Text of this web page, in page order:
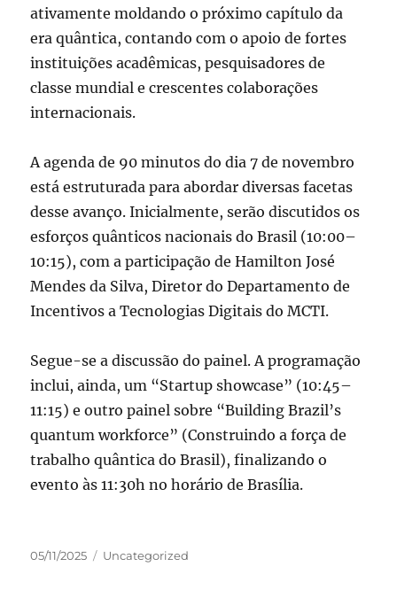
ativamente moldando o próximo capítulo da
era quântica, contando com o apoio de fortes
instituições acadêmicas, pesquisadores de
classe mundial e crescentes colaborações
internacionais.
A agenda de 90 minutos do dia 7 de novembro
está estruturada para abordar diversas facetas
desse avanço. Inicialmente, serão discutidos os
esforços quânticos nacionais do Brasil (10:00–
10:15), com a participação de Hamilton José
Mendes da Silva, Diretor do Departamento de
Incentivos a Tecnologias Digitais do MCTI.
Segue-se a discussão do painel. A programação
inclui, ainda, um “Startup showcase” (10:45–
11:15) e outro painel sobre “Building Brazil’s
quantum workforce” (Construindo a força de
trabalho quântica do Brasil), finalizando o
evento às 11:30h no horário de Brasília.
Publicado
05/11/2025 Categorias
Uncategorized